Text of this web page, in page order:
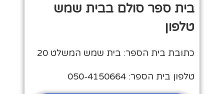
בית ספר סולם בבית שמש
טלפון
כתובת בית הספר: בית שמש המשלט 20
טלפון בית הספר: 050-4150664